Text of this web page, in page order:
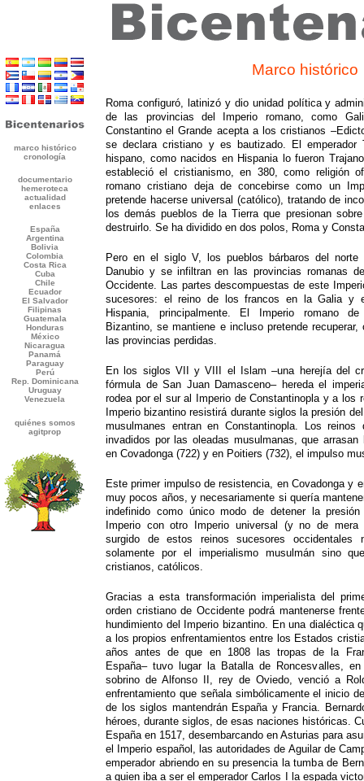
Marco histórico
Roma configuró, latinizó y dio unidad política y
de las provincias del Imperio romano, como
Constantino el Grande acepta a los cristianos
se declara cristiano y es bautizado. El emperador
hispano, como nacidos en Hispania lo fueron
estableció el cristianismo, en 380, como religión
romano cristiano deja de concebirse como un
pretende hacerse universal (católico), tratando de
los demás pueblos de la Tierra que presionan
destruirlo. Se ha dividido en dos polos, Roma y
Pero en el siglo V, los pueblos bárbaros del norte
Danubio y se infiltran en las provincias romanas
Occidente. Las partes descompuestas de este
sucesores: el reino de los francos en la Galia y
Hispania, principalmente. El Imperio romano
Bizantino, se mantiene e incluso pretende
las provincias perdidas.
En los siglos VII y VIII el Islam –una herejía del
fórmula de San Juan Damasceno– hereda el
rodea por el sur al Imperio de Constantinopla y a los
Imperio bizantino resistirá durante siglos la presión
musulmanes entran en Constantinopla. Los reinos
invadidos por las oleadas musulmanas, que
en Covadonga (722) y en Poitiers (732), el impulso
Este primer impulso de resistencia, en Covadonga y
muy pocos años, y necesariamente si quería
indefinido como único modo de detener la
Imperio con otro Imperio universal (y no de mera
surgido de estos reinos sucesores occidentales
solamente por el imperialismo musulmán sino
cristianos, católicos.
Gracias a esta transformación imperialista del
orden cristiano de Occidente podrá mantenerse
hundimiento del Imperio bizantino. En una dialéctica
a los propios enfrentamientos entre los Estados
años antes de que en 1808 las tropas de la
España– tuvo lugar la Batalla de Roncesvalles,
sobrino de Alfonso II, rey de Oviedo, venció a
enfrentamiento que señala simbólicamente el inicio
de los siglos mantendrán España y Francia.
héroes, durante siglos, de esas naciones históricas.
España en 1517, desembarcando en Asturias para
el Imperio español, las autoridades de Aguilar de
emperador abriendo en su presencia la tumba de
a quien iba a ser el emperador Carlos I la espada